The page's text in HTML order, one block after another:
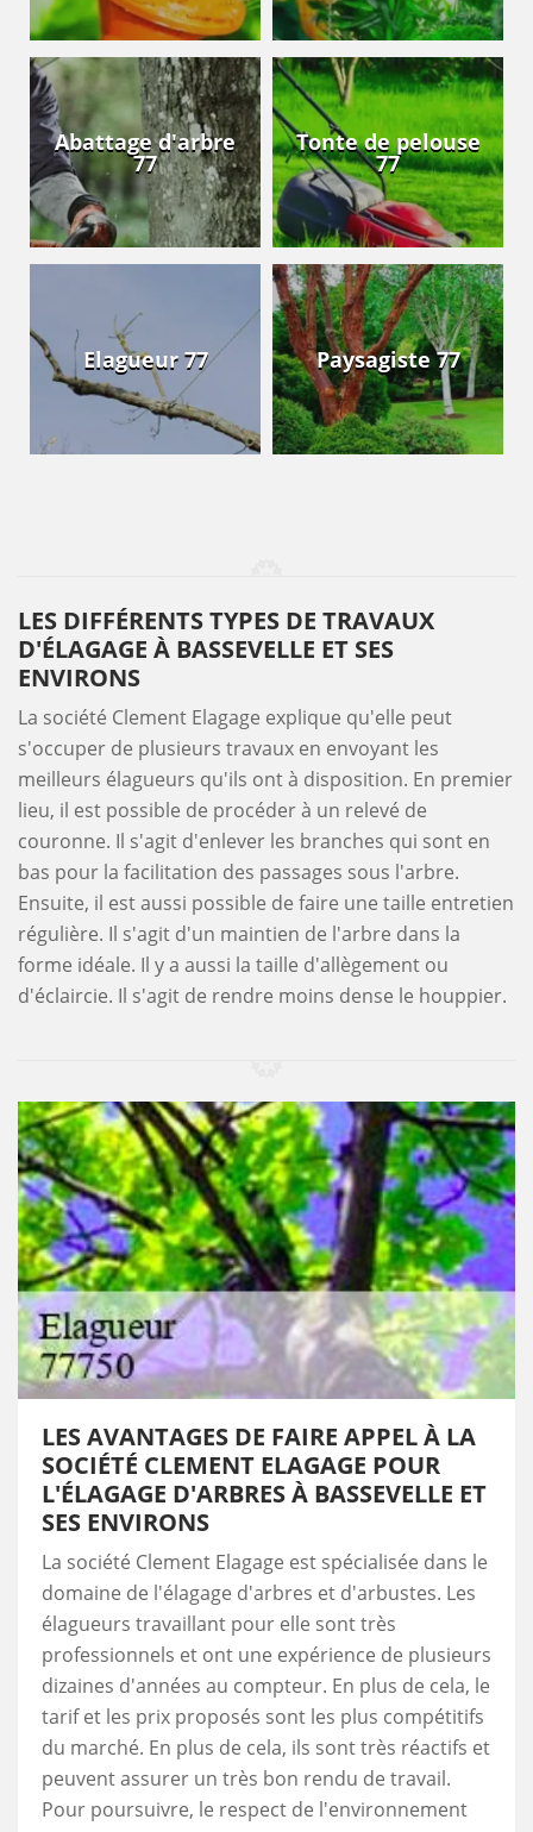
Abattage d'arbre
77
Tonte de pelouse
77
Elagueur 77 Paysagiste 77
LES DIFFÉRENTS TYPES DE TRAVAUX
D'ÉLAGAGE À BASSEVELLE ET SES
ENVIRONS
La société Clement Elagage explique qu'elle peut
s'occuper de plusieurs travaux en envoyant les
meilleurs élagueurs qu'ils ont à disposition. En premier
lieu, il est possible de procéder à un relevé de
couronne. Il s'agit d'enlever les branches qui sont en
bas pour la facilitation des passages sous l'arbre.
Ensuite, il est aussi possible de faire une taille entretien
régulière. Il s'agit d'un maintien de l'arbre dans la
forme idéale. Il y a aussi la taille d'allègement ou
d'éclaircie. Il s'agit de rendre moins dense le houppier.
LES AVANTAGES DE FAIRE APPEL À LA
SOCIÉTÉ CLEMENT ELAGAGE POUR
L'ÉLAGAGE D'ARBRES À BASSEVELLE ET
SES ENVIRONS
La société Clement Elagage est spécialisée dans le
domaine de l'élagage d'arbres et d'arbustes. Les
élagueurs travaillant pour elle sont très
professionnels et ont une expérience de plusieurs
dizaines d'années au compteur. En plus de cela, le
tarif et les prix proposés sont les plus compétitifs
du marché. En plus de cela, ils sont très réactifs et
peuvent assurer un très bon rendu de travail.
Pour poursuivre, le respect de l'environnement